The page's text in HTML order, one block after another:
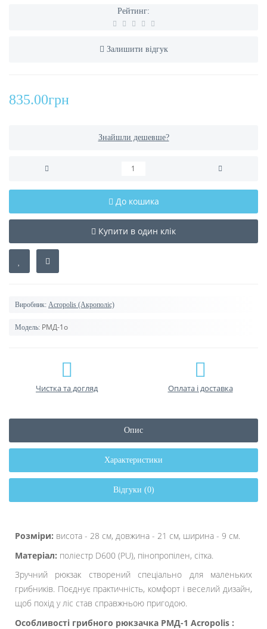
Рейтинг:
Залишити відгук
835.00грн
Знайшли дешевше?
До кошика
Купити в один клік
Виробник: Acropolis (Акрополіс)
Модель: РМД-1о
Чистка та догляд Оплата і доставка
Опис
Характеристики
Відгуки (0)
Розміри: висота - 28 см, довжина - 21 см, ширина - 9 см.
Матеріал: поліестр D600 (PU), пінопропілен, сітка.
Зручний рюкзак створений спеціально для маленьких
грибників. Поєднує практичність, комфорт і веселий дизайн,
щоб похід у ліс став справжньою пригодою.
Особливості грибного рюкзачка РМД-1 Acropolis :